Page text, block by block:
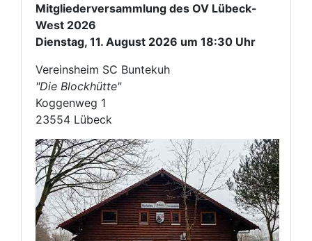
Mitgliederversammlung des OV Lübeck-
West 2026
Dienstag, 11. August 2026 um 18:30 Uhr
Vereinsheim SC Buntekuh
"Die Blockhütte"
Koggenweg 1
23554 Lübeck